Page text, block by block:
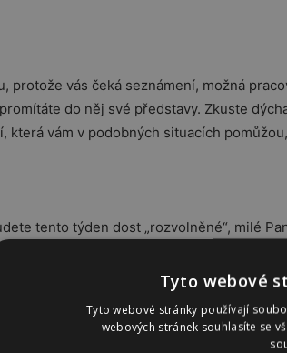
protože vás čeká seznámení, možná
do něj své představy. Zkuste
která vám v podobných situacích
tento týden dost „rozvolněné“, milé
splnit jednu povinnost denně a dělat to v
nějak více uspokojivé, než se sedřít…
Tyto webové
Tyto webové stránky používají
webových stránek souhlasíte se